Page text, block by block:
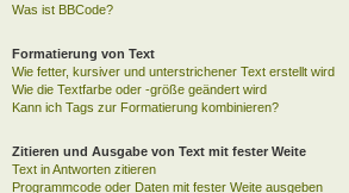
Was ist BBCode?
Formatierung von Text
Wie fetter, kursiver und unterstrichener Text erstellt wird
Wie die Textfarbe oder -größe geändert wird
Kann ich Tags zur Formatierung kombinieren?
Zitieren und Ausgabe von Text mit fester Weite
Text in Antworten zitieren
Programmcode oder Daten mit fester Weite ausgeben